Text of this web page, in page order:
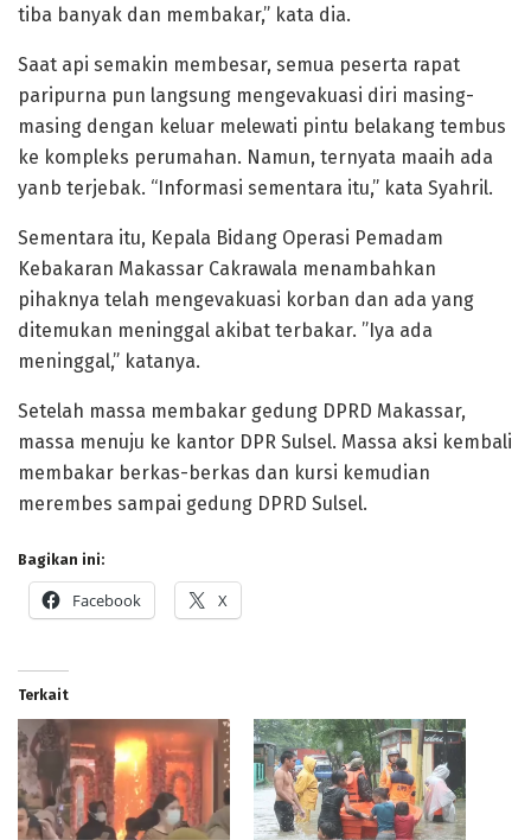
tiba banyak dan membakar,” kata dia.
Saat api semakin membesar, semua peserta rapat
paripurna pun langsung mengevakuasi diri masing-
masing dengan keluar melewati pintu belakang tembus
ke kompleks perumahan. Namun, ternyata maaih ada
yanb terjebak. “Informasi sementara itu,” kata Syahril.
Sementara itu, Kepala Bidang Operasi Pemadam
Kebakaran Makassar Cakrawala menambahkan
pihaknya telah mengevakuasi korban dan ada yang
ditemukan meninggal akibat terbakar. ”Iya ada
meninggal,” katanya.
Setelah massa membakar gedung DPRD Makassar,
massa menuju ke kantor DPR Sulsel. Massa aksi kembali
membakar berkas-berkas dan kursi kemudian
merembes sampai gedung DPRD Sulsel.
Bagikan ini:
Facebook X
Terkait